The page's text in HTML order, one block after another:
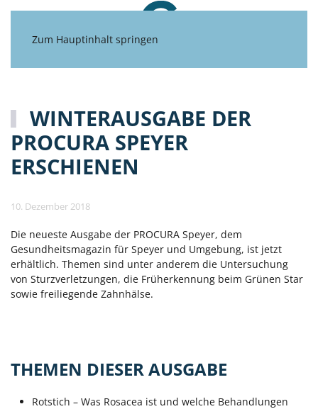
Zum Hauptinhalt springen
WINTERAUSGABE DER
PROCURA SPEYER
ERSCHIENEN
10. Dezember 2018
Die neueste Ausgabe der PROCURA Speyer, dem
Gesundheitsmagazin für Speyer und Umgebung, ist jetzt
erhältlich. Themen sind unter anderem die Untersuchung
von Sturzverletzungen, die Früherkennung beim Grünen Star
sowie freiliegende Zahnhälse.
THEMEN DIESER AUSGABE
Rotstich – Was Rosacea ist und welche Behandlungen